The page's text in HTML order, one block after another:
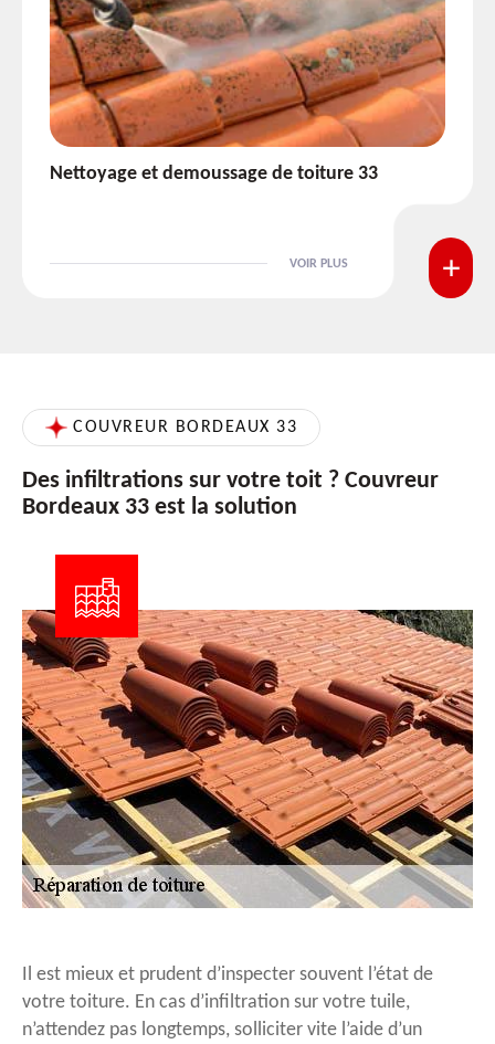
Etanchéité toiture 33
VOIR PLUS
COUVREUR BORDEAUX 33
Des infiltrations sur votre toit ? Couvreur
Bordeaux 33 est la solution
Il est mieux et prudent d’inspecter souvent l’état de
votre toiture. En cas d’infiltration sur votre tuile,
n’attendez pas longtemps, solliciter vite l’aide d’un